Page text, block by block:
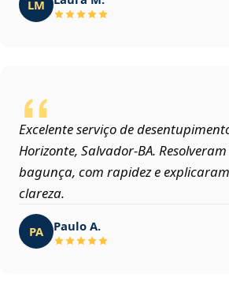
LM
Excelente serviço de
Horizonte, Salvador‑BA.
bagunça, com rapidez e
clareza.
PA Paulo A.